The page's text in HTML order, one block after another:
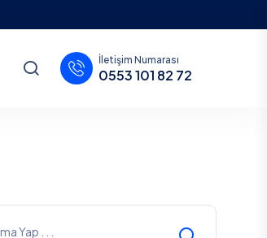
İletişim Numarası
0553 101 82 72